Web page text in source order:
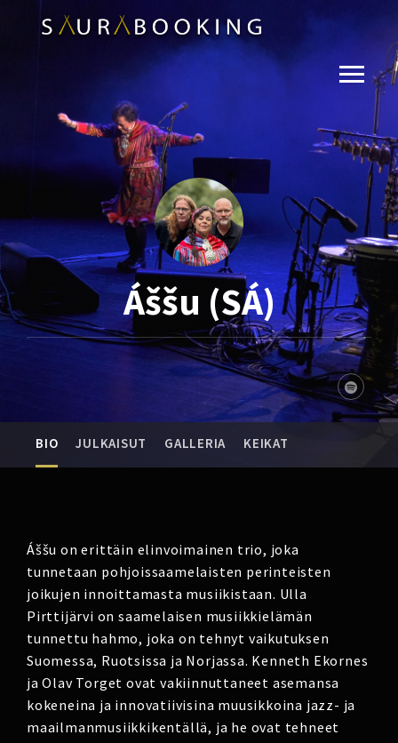
Áššu (SÁ)
BIO JULKAISUT GALLERIA KEIKAT
Áššu on erittäin elinvoimainen trio, joka
tunnetaan pohjoissaamelaisten perinteisten
joikujen innoittamasta musiikistaan. Ulla
Pirttijärvi on saamelaisen musiikkielämän
tunnettu hahmo, joka on tehnyt vaikutuksen
Suomessa, Ruotsissa ja Norjassa. Kenneth Ekornes
ja Olav Torget ovat vakiinnuttaneet asemansa
kokeneina ja innovatiivisina muusikkoina jazz- ja
maailmanmusiikkikentällä, ja he ovat tehneet